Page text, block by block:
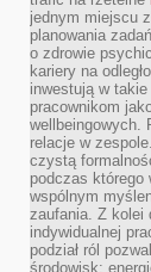
jednym miejscu
planowania
o zdrowie
kariery na
inwestują w
pracownikom
wellbeingowych.
relacje w
czystą
podczas którego
wspólnym
zaufania. Z kolei
indywidualnej
podział ról
środowisk: